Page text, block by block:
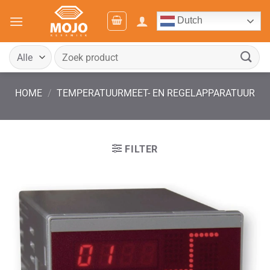
naar
Dutch
Zoeken
naar:
HOME / TEMPERATUURMEET- EN REGELAPPARATUUR
FILTER